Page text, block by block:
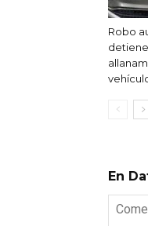
Robo
En